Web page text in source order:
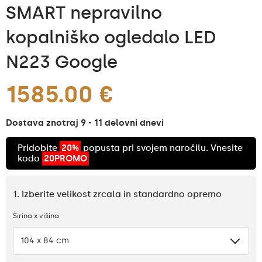
SMART nepravilno
kopalniško ogledalo LED
N223 Google
1585.00 €
Dostava znotraj 9 - 11 delovni dnevi
Pridobite 20% popusta pri svojem naročilu. Vnesite
kodo 20PROMO
1. Izberite velikost zrcala in standardno opremo
Širina x višina
104 x 84 cm